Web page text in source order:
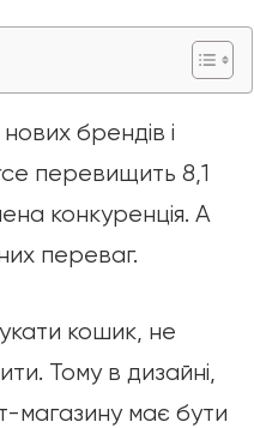
брендів і
перевищить 8,1
конкуренція. А
переваг.
кошик, не
Тому в дизайні,
магазину має бути